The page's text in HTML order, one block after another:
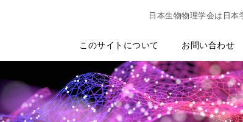
日本生物物理学会は日本
このサイトについて お問い合わせ